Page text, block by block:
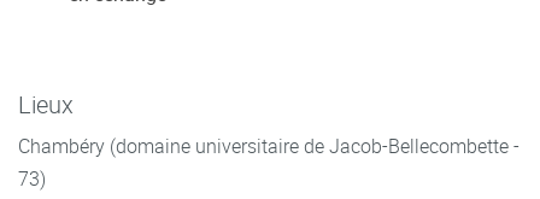
Lieux
Chambéry (domaine universitaire de Jacob-Bellecombette -
73)